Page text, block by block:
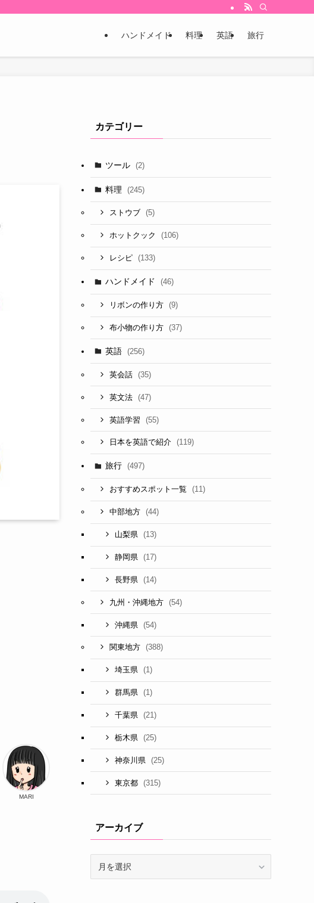
ハンドメイド 料理 英語 旅行
MARI
カテゴリー
ツール (2)
料理 (245)
ストウブ (5)
ホットクック (106)
レシピ (133)
ハンドメイド (46)
リボンの作り方 (9)
布小物の作り方 (37)
英語 (256)
英会話 (35)
英文法 (47)
英語学習 (55)
日本を英語で紹介 (119)
旅行 (497)
おすすめスポット一覧 (11)
中部地方 (44)
山梨県 (13)
静岡県 (17)
長野県 (14)
九州・沖縄地方 (54)
沖縄県 (54)
関東地方 (388)
埼玉県 (1)
群馬県 (1)
千葉県 (21)
栃木県 (25)
神奈川県 (25)
東京都 (315)
アーカイブ